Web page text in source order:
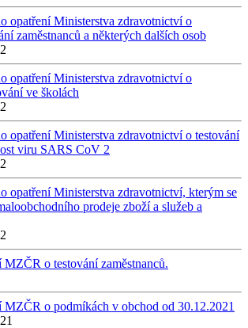
opatření Ministerstva zdravotnictví o
zaměstnanců a některých dalších osob
opatření Ministerstva zdravotnictví o
ve školách
opatření Ministerstva zdravotnictví o testování
viru SARS CoV 2
opatření Ministerstva zdravotnictví, kterým se
prodeje zboží a služeb a
o testování zaměstnanců.
MZČR o podmíkách v obchod od 30.12.2021